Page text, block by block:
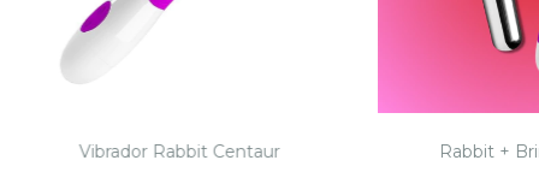
Vibrador Rabbit Centaur Rabbit +